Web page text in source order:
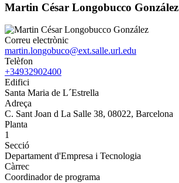
Martin César Longobucco González
Correu electrònic
martin.longobuco@ext.salle.url.edu
Telèfon
+34932902400
Edifici
Santa Maria de L´Estrella
Adreça
C. Sant Joan d La Salle 38, 08022, Barcelona
Planta
1
Secció
Departament d'Empresa i Tecnologia
Càrrec
Coordinador de programa